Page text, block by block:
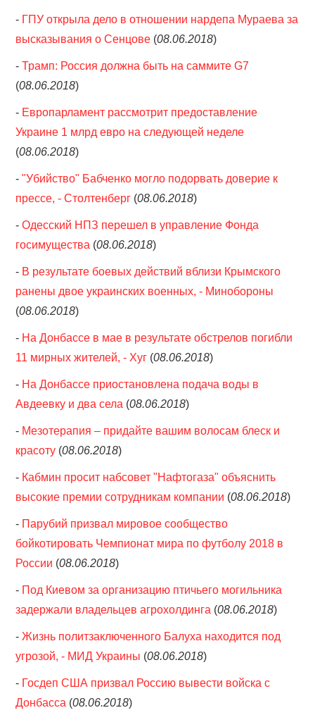
- ГПУ открыла дело в отношении нардепа Мураева за
высказывания о Сенцове (08.06.2018)
-Трамп: Россия должна быть на саммите G7
(08.06.2018)
- Европарламент рассмотрит предоставление
Украине 1 млрд евро на следующей неделе
(08.06.2018)
-"Убийство" Бабченко могло подорвать доверие к
прессе, - Столтенберг (08.06.2018)
-Одесский НПЗ перешел в управление Фонда
госимущества (08.06.2018)
- В результате боевых действий вблизи Крымского
ранены двое украинских военных, - Минобороны
(08.06.2018)
- На Донбассе в мае в результате обстрелов погибли
11 мирных жителей, - Хуг (08.06.2018)
- На Донбассе приостановлена подача воды в
Авдеевку и два села (08.06.2018)
- Мезотерапия – придайте вашим волосам блеск и
красоту (08.06.2018)
- Кабмин просит набсовет "Нафтогаза" объяснить
высокие премии сотрудникам компании (08.06.2018)
- Парубий призвал мировое сообщество
бойкотировать Чемпионат мира по футболу 2018 в
России (08.06.2018)
- Под Киевом за организацию птичьего могильника
задержали владельцев агрохолдинга (08.06.2018)
-Жизнь политзаключенного Балуха находится под
угрозой, - МИД Украины (08.06.2018)
- Госдеп США призвал Россию вывести войска с
Донбасса (08.06.2018)